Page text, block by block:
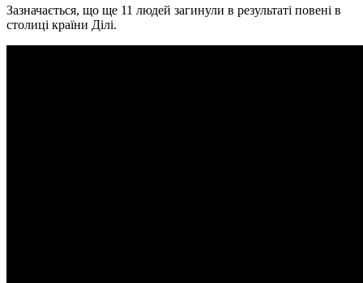
Зазначається, що ще 11 людей загинули в результаті повені в
столиці країни Ділі.